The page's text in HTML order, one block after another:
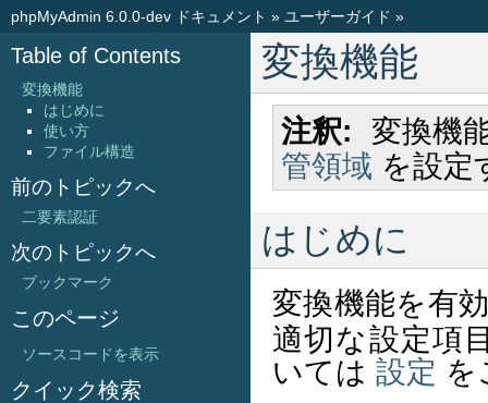
phpMyAdmin 6.0.0-dev ドキュメント » ユーザーガイド »
変換機能
注釈
変換機
管領域 を設定
はじめに
変換機能を有
適切な設定項
いては 設定 を
Table of Contents
変換機能
はじめに
使い方
ファイル構造
前のトピックへ
二要素認証
次のトピックへ
ブックマーク
このページ
ソースコードを表示
クイック検索